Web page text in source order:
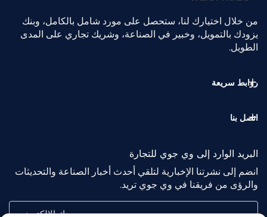
من خلال اختيارك لنا، ستحصل على مورد شامل بالكامل، وبنك
يزودك بالتمويل، وخبير في الصناعة، وشريك تجاري على المدى
الطويل.
روابط سريعة
اتصل بنا
البريد الوارد إلى وي جوي للتجارة
انضم إلى نشرتنا الإخبارية لتلقي أحدث أخبار الصناعة والتحديثات
والرؤى من فريقنا في وي جوي تريد.
بريدك الإلكتروني